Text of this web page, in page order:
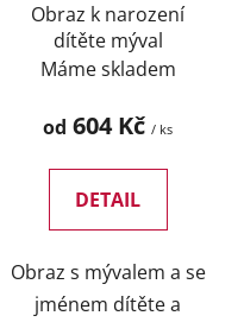
Obraz k narození
dítěte mýval
Máme skladem
od 604 Kč / ks
DETAIL
Obraz s mývalem a se
jménem dítěte a